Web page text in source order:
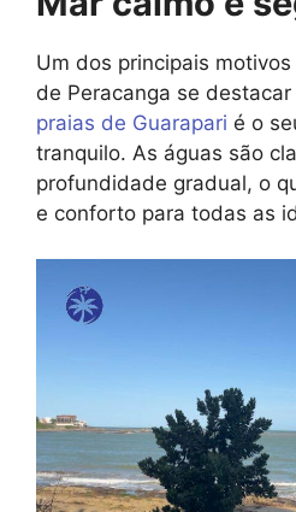
Um dos principais
de Peracanga se
praias de Guarapari é o
tranquilo. As águas são
profundidade gradual, o
e conforto para todas as